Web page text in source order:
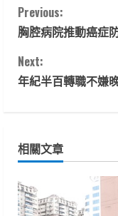
C
o
n
i
n
u
Previous:
胸腔病院推動癌症
Next:
年紀半百轉職不嫌
相關文章